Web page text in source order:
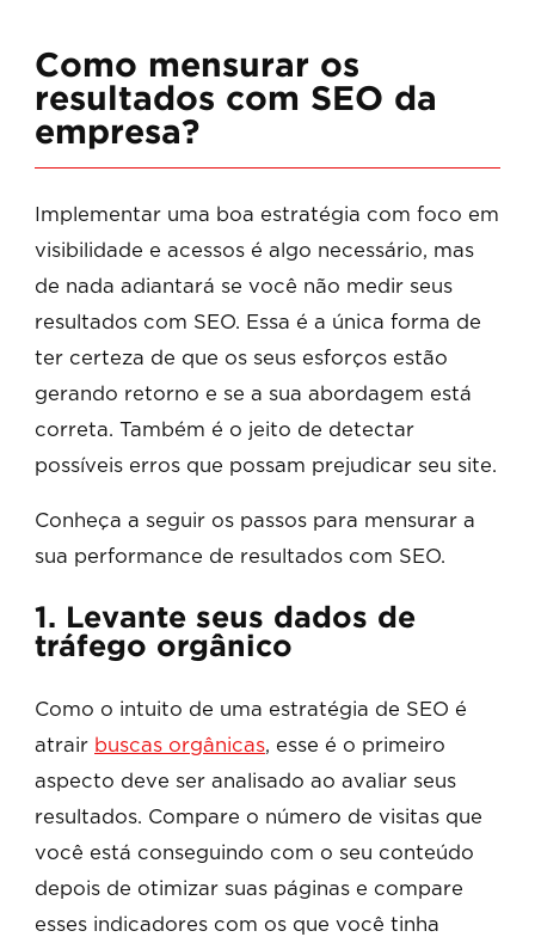
Como mensurar os
resultados com SEO da
empresa?
Implementar uma boa estratégia com foco em
visibilidade e acessos é algo necessário, mas
de nada adiantará se você não medir seus
resultados com SEO. Essa é a única forma de
ter certeza de que os seus esforços estão
gerando retorno e se a sua abordagem está
correta. Também é o jeito de detectar
possíveis erros que possam prejudicar seu site.
Conheça a seguir os passos para mensurar a
sua performance de resultados com SEO.
1. Levante seus dados de
tráfego orgânico
Como o intuito de uma estratégia de SEO é
atrair buscas orgânicas, esse é o primeiro
aspecto deve ser analisado ao avaliar seus
resultados. Compare o número de visitas que
você está conseguindo com o seu conteúdo
depois de otimizar suas páginas e compare
esses indicadores com os que você tinha